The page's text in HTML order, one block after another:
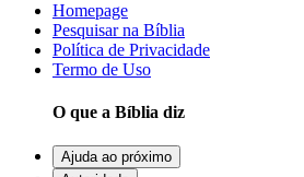
Homepage
Pesquisar na Bíblia
Política de Privacidade
Termo de Uso
O que a Bíblia diz
Ajuda ao próximo